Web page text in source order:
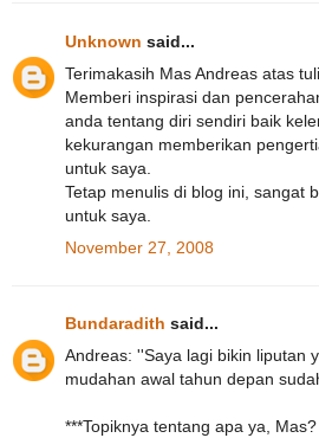
Unknown said...
Terimakasih Mas Andreas atas
Memberi inspirasi dan
anda tentang diri sendiri baik
kekurangan memberikan
untuk saya.
Tetap menulis di blog ini, sangat
untuk saya.
November 27, 2008
Bundaradith said...
Andreas: ''Saya lagi bikin liputan
mudahan awal tahun depan
***Topiknya tentang apa ya,